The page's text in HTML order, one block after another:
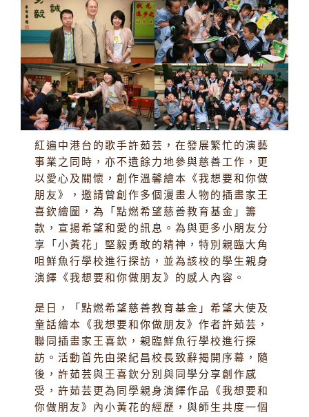
紅遍中港台的歌手許茹芸，在發展繁忙的演藝
事業之同時，亦不遺餘力地參與慈善工作，更
以愛心及關懷，創作溫馨繪本《我想要和你做
朋友》，邀請曾創作多個漫畫人物的插畫家王
喜欽繪圖，為「點燃希望慈善教育基金」籌
款，宣揚希望和愛的訊息。為與更多小朋友分
享「小黃花」堅毅勇敢的精神，特別親臨大角
咀鮮魚行學校進行探訪，並為該校的學生親身
演繹《我想要和你做朋友》的感人內容。
是日，「點燃希望慈善教育基金」希望大使及
童話繪本《我想要和你做朋友》作者許茹芸，
聯同插畫家王喜欽，親臨鮮魚行學校進行探
訪。活動首先由梁紀昌校長致辭揭開序幕，隨
後，許茹芸與王喜欽分別與同學分享創作感
受，許茹芸更為同學親身演繹作品《我想要和
你做朋友》內小黃花的經歷，與師生共度一個